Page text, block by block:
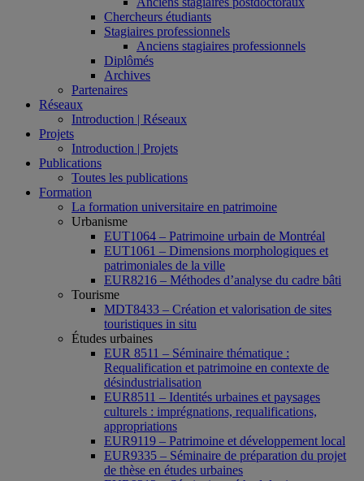
Chercheurs étudiants
Stagiaires professionnels
Anciens stagiaires professionnels
Diplômés
Archives
Partenaires
Réseaux
Introduction | Réseaux
Projets
Introduction | Projets
Publications
Toutes les publications
Formation
La formation universitaire en patrimoine
Urbanisme
EUT1064 – Patrimoine urbain de Montréal
EUT1061 – Dimensions morphologiques et
patrimoniales de la ville
EUR8216 – Méthodes d’analyse du cadre bâti
Tourisme
MDT8433 – Création et valorisation de sites
touristiques in situ
Études urbaines
EUR 8511 – Séminaire thématique :
Requalification et patrimoine en contexte de
désindustrialisation
EUR8511 – Identités urbaines et paysages
culturels : imprégnations, requalifications,
appropriations
EUR9119 – Patrimoine et développement local
EUR9335 – Séminaire de préparation du projet
de thèse en études urbaines